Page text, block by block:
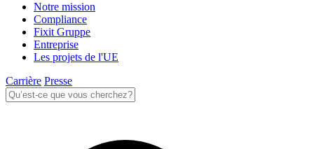
Notre mission
Compliance
Fixit Gruppe
Entreprise
Les projets de l'UE
Carrière Presse